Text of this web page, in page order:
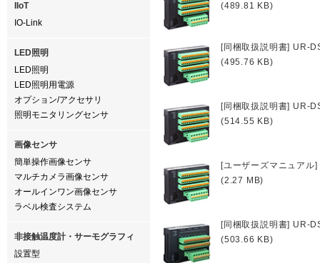
IIoT
IO-Link
LED照明
LED照明
LED照明用電源
オプション/アクセサリ
照明モニタリングセンサ
画像センサ
簡単操作画像センサ
マルチカメラ画像センサ
オールインワン画像センサ
ラベル検査システム
非接触温度計・サーモグラフィ
設置型
(489.81 KB)
[同梱取扱説明書] UR-
(495.76 KB)
[同梱取扱説明書] UR-
(514.55 KB)
[ユーザーズマニュア
(2.27 MB)
[同梱取扱説明書] UR-
(503.66 KB)